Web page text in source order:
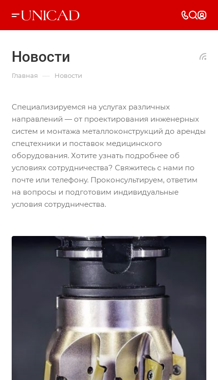
Новости
Главная — Новости
Специализируемся на услугах различных
направлений — от проектирования инженерных
систем и монтажа металлоконструкций до аренды
спецтехники и поставок медицинского
оборудования. Хотите узнать подробнее об
условиях сотрудничества? Свяжитесь с нами по
почте или телефону. Проконсультируем, ответим
на вопросы и подготовим индивидуальные
условия сотрудничества.